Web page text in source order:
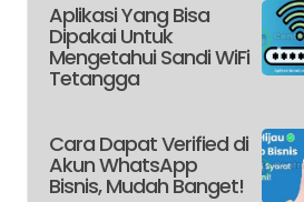
Aplikasi Yang Bisa
Dipakai Untuk
Mengetahui Sandi WiFi
Tetangga
Cara Dapat Verified di
Akun WhatsApp
Bisnis, Mudah Banget!